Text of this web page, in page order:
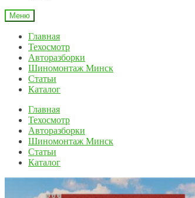
Меню
Главная
Техосмотр
Авторазборки
Шиномонтаж Минск
Статьи
Каталог
Главная
Техосмотр
Авторазборки
Шиномонтаж Минск
Статьи
Каталог